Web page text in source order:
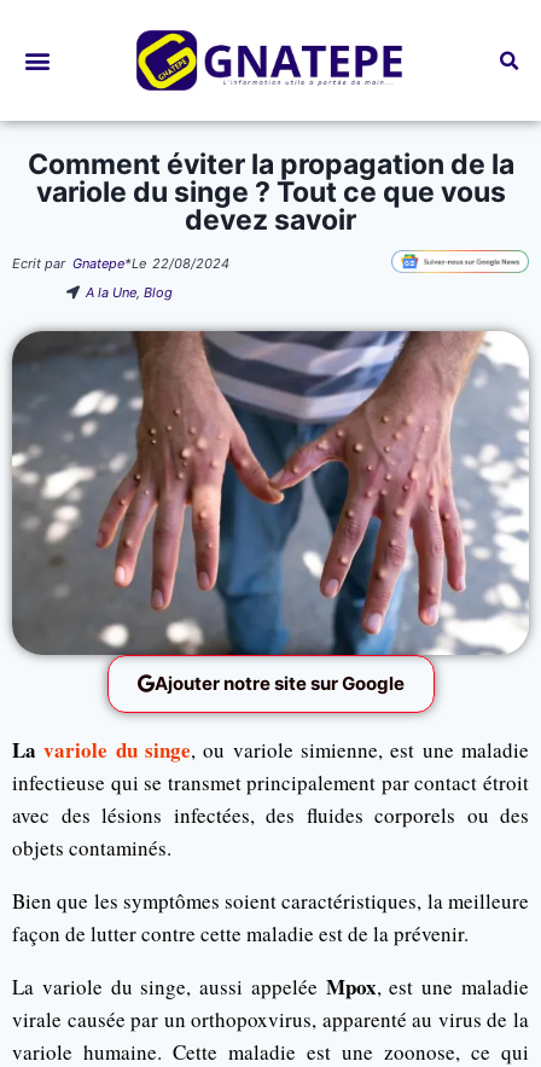
Comment éviter la propagation de la
variole du singe ? Tout ce que vous
devez savoir
Ecrit par Gnatepe*Le 22/08/2024
A la Une,Blog
Ajouter notre site sur Google
Lavariole du singe, ou variole simienne, est une maladie
infectieuse qui se transmet principalement par contact étroit
avec des lésions infectées, des fluides corporels ou des
objets contaminés.
Bien que les symptômes soient caractéristiques, la meilleure
façon de lutter contre cette maladie est de la prévenir.
La variole du singe, aussi appelée Mpox, est une maladie
virale causée par un orthopoxvirus, apparenté au virus de la
variole humaine. Cette maladie est une zoonose, ce qui